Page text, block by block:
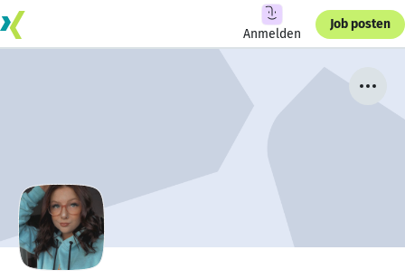
Anmelden
Job posten